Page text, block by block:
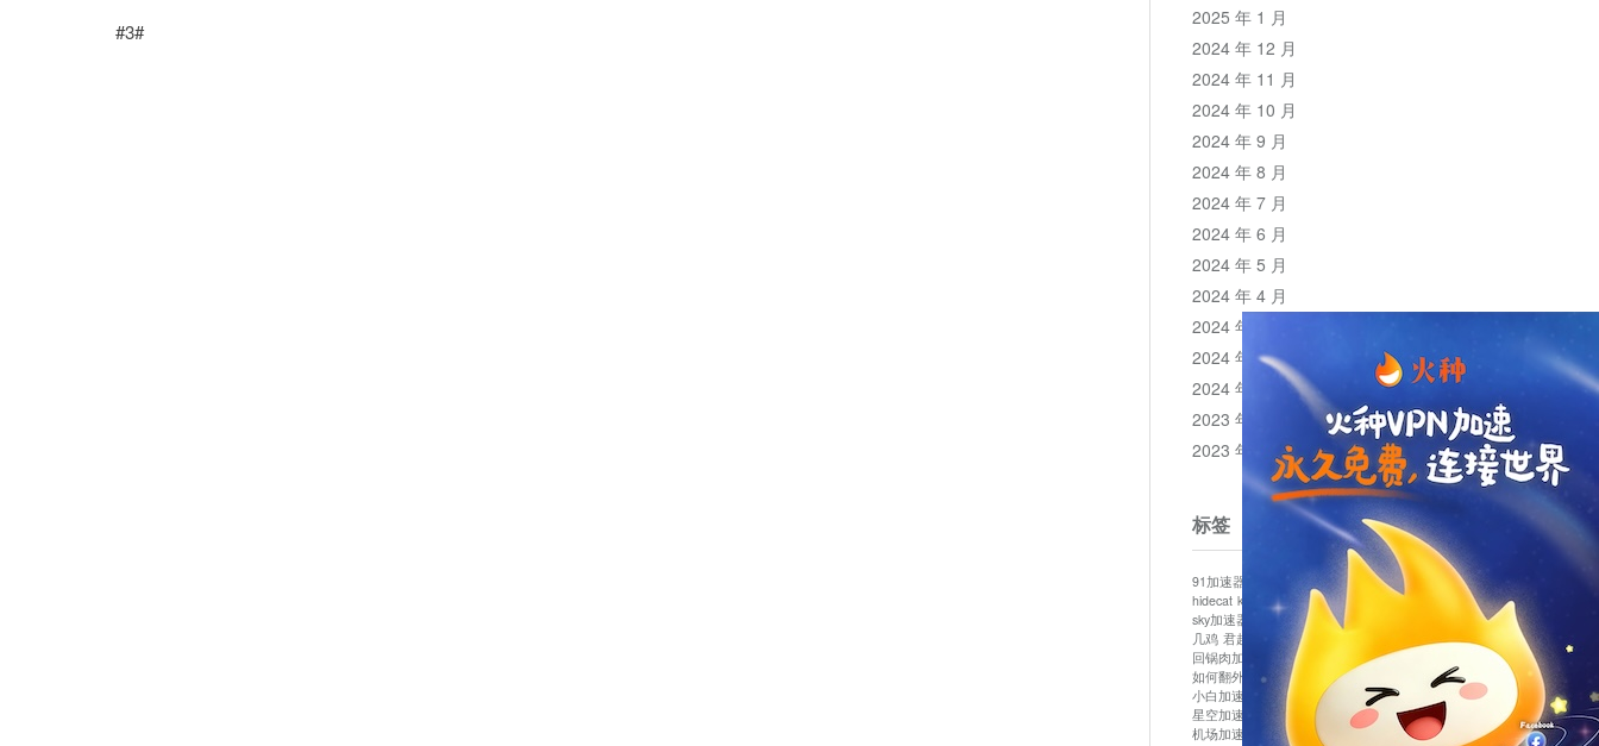
#3#
2025 年 1 月
2024 年 12 月
2024 年 11 月
2024 年 10 月
2024 年 9 月
2024 年 8 月
2024 年 7 月
2024 年 6 月
2024 年 5 月
2024 年 4 月
2024 年 3 月
2024 年 2 月
2024 年 1 月
2023 年 12 月
2023 年 11 月
标签
91加速器 bluelayer加速器
clash节点
hidecat kuai500 panda加速器
plex加速器
sky加速器
telegram加速器 中信加速器
云梯加速器
几鸡 君越加速器 哔咔漫画加速器
唐师傅加速器
回锅肉加速器
坚果加速器 壹点加速器
如何翻外墙网站 小哈vp加速器
小火箭加速器
小白加速器
布谷vp加速器 心阶云 快连
星空加速器
最新版clash安卓下载
月光加速器
机场加速器
松果云 极快加速器
梯子加速器